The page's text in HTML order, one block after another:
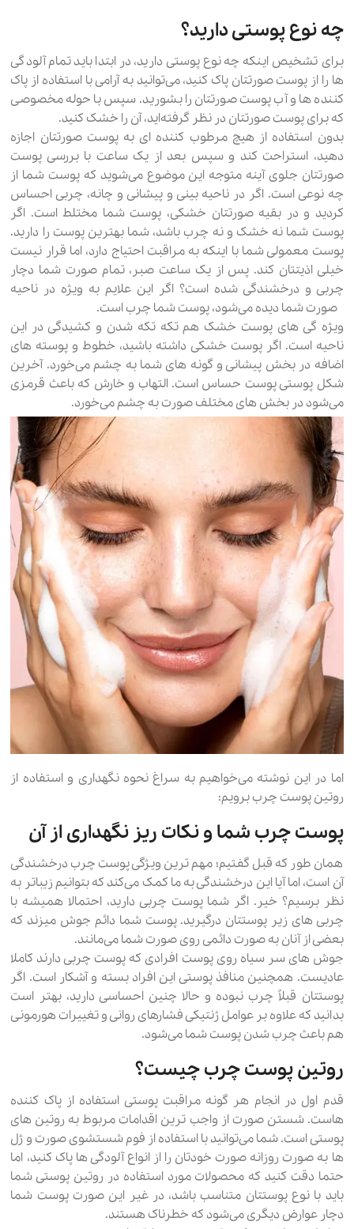
چه نوع پوستی دارید؟
برای تشخیص اینکه چه نوع پوستی دارید، در ابتدا باید تمام آلودگی
ها را از پوست صورتتان پاک کنید، می‌توانید به آرامی با استفاده از پاک
کننده ها و آب پوست صورتتان را بشورید. سپس با حوله مخصوصی
که برای پوست صورتتان در نظر گرفته‌اید، آن را خشک کنید.
بدون استفاده از هیچ مرطوب کننده ای به پوست صورتتان اجازه
دهید، استراحت کند و سپس بعد از یک ساعت با بررسی پوست
صورتتان جلوی آینه متوجه این موضوع می‌شوید که پوست شما از
چه نوعی است. اگر در ناحیه بینی و پیشانی و چانه، چربی احساس
کردید و در بقیه صورتتان خشکی، پوست شما مختلط است. اگر
پوست شما نه خشک و نه چرب باشد، شما بهترین پوست را دارید.
پوست معمولی شما با اینکه به مراقبت احتیاج دارد، اما قرار نیست
خیلی اذیتتان کند. پس از یک ساعت صبر، تمام صورت شما دچار
چربی و درخشندگی شده است؟ اگر این علایم به ویژه در ناحیه
صورت شما دیده می‌شود، پوست شما چرب است.
ویژه گی های پوست خشک هم تکه تکه شدن و کشیدگی در این
ناحیه است. اگر پوست خشکی داشته باشید، خطوط و پوسته های
اضافه در بخش پیشانی و گونه های شما به چشم می‌خورد. آخرین
شکل پوستی پوست حساس است. التهاب و خارش که باعث قرمزی
می‌شود در بخش های مختلف صورت به چشم می‌خورد.
اما در این نوشته می‌خواهیم به سراغ نحوه نگهداری و استفاده از
روتین پوست چرب برویم:
پوست چرب شما و نکات ریز نگهداری از آن
همان طور که قبل گفتیم؛ مهم ترین ویژگی پوست چرب درخشندگی
آن است، اما آیا این درخشندگی به ما کمک می‌کند که بتوانیم زیباتر به
نظر برسیم؟ خیر. اگر شما پوست چربی دارید، احتمالا همیشه با
چربی های زیر پوستتان درگیرید. پوست شما دائم جوش میزند که
بعضی از آنان به صورت دائمی روی صورت شما می‌مانند.
جوش های سر سیاه روی پوست افرادی که پوست چربی دارند کاملا
عادیست. همچنین منافذ پوستی این افراد بسته و آشکار است. اگر
پوستتان قبلاً چرب نبوده و حالا چنین احساسی دارید، بهتر است
بدانید که علاوه بر عوامل ژنتیکی فشارهای روانی و تغییرات هورمونی
هم باعث چرب شدن پوست شما می‌شود.
روتین پوست چرب چیست؟
قدم اول در انجام هر گونه مراقبت پوستی استفاده از پاک کننده
هاست. شستن صورت از واجب ترین اقدامات مربوط به روتین های
پوستی است. شما می‌توانید با استفاده از فوم شستشوی صورت و ژل
ها به صورت روزانه صورت خودتان را از انواع آلودگی ها پاک کنید، اما
حتما دقت کنید که محصولات مورد استفاده در روتین پوستی شما
باید با نوع پوستتان متناسب باشد، در غیر این صورت پوست شما
دچار عوارض دیگری می‌شود که خطرناک هستند.